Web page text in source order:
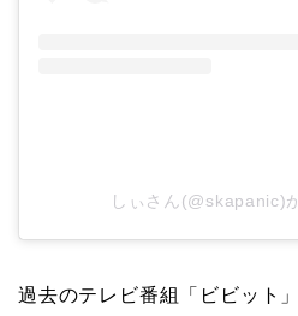
しぃさん(@skapanic)
過去のテレビ番組「ビビット」